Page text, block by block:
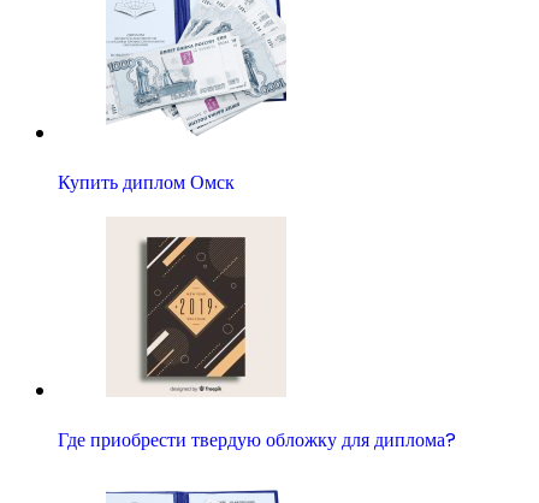
Купить диплом Омск
Где приобрести твердую обложку для диплома?